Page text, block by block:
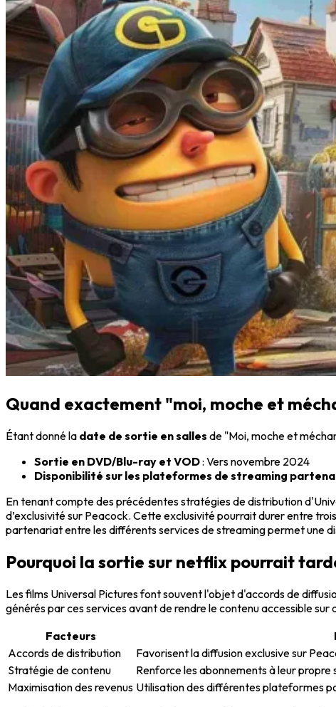
Quand exactement "moi, moche et
Étant donné la date de sortie en salles de "Moi, moche et
Sortie en DVD/Blu-ray et VOD: Vers novembre 2024
Disponibilité sur les plateformes de streaming
En tenant compte des précédentes stratégies de distribution
d’exclusivité sur Peacock. Cette exclusivité pourrait durer entre
partenariat entre les différents services de streaming permet une
Pourquoi la sortie sur netflix pourrait
Les films Universal Pictures font souvent l'objet d'accords de
générés par ces services avant de rendre le contenu accessible
Facteurs
Accords de distribution
Favorisent la diffusion exclusive sur
Stratégie de contenu
Renforce les abonnements à leur propre
Maximisation des revenus Utilisation des différentes plateformes